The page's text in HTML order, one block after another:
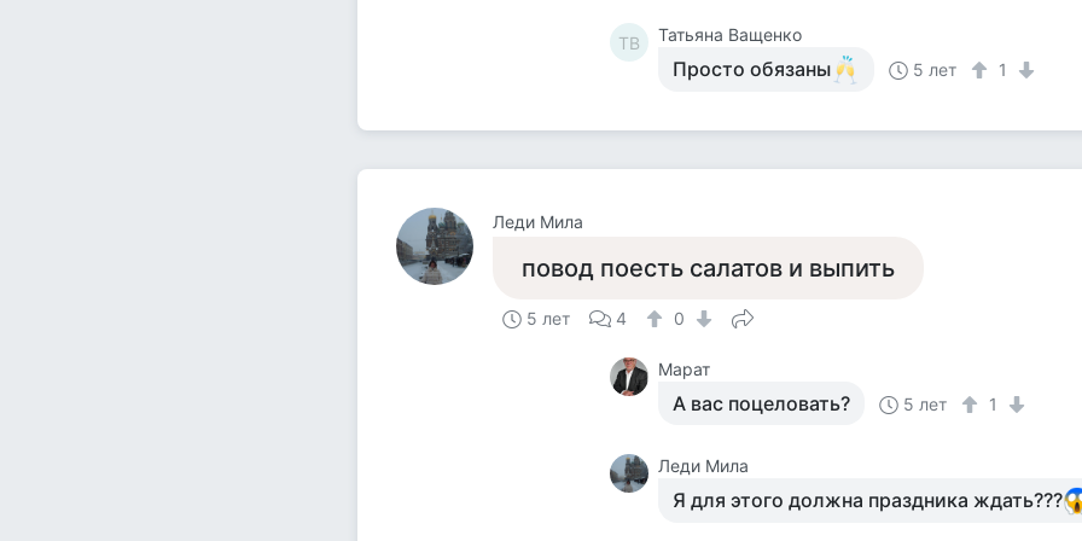
ТВ Татьяна Ващенко
Просто обязаны 5 лет 1
Леди Мила
повод поесть салатов и выпить
5 лет 4 0
Марат
А вас поцеловать? 5 лет 1
Леди Мила
Я для этого должна праздника ждать???